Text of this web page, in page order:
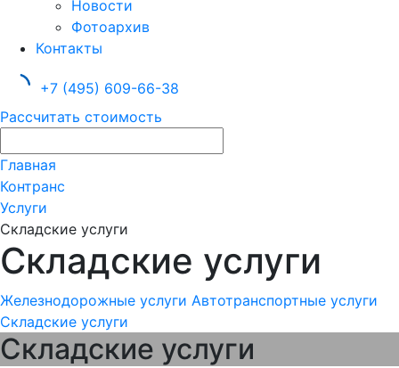
Новости
Фотоархив
Контакты
+7 (495) 609-66-38
Рассчитать стоимость
Главная
Контранс
Услуги
Складские услуги
Складские услуги
Железнодорожные услуги Автотранспортные услуги
Складские услуги
Складские услуги